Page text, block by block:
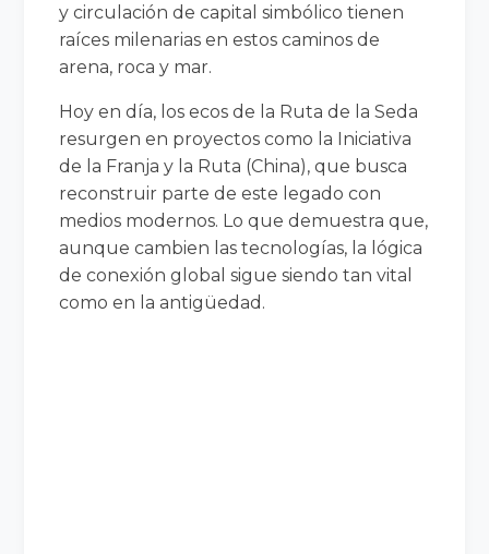
y circulación de capital simbólico tienen
raíces milenarias en estos caminos de
arena, roca y mar.
Hoy en día, los ecos de la Ruta de la Seda
resurgen en proyectos como la Iniciativa
de la Franja y la Ruta (China), que busca
reconstruir parte de este legado con
medios modernos. Lo que demuestra que,
aunque cambien las tecnologías, la lógica
de conexión global sigue siendo tan vital
como en la antigüedad.